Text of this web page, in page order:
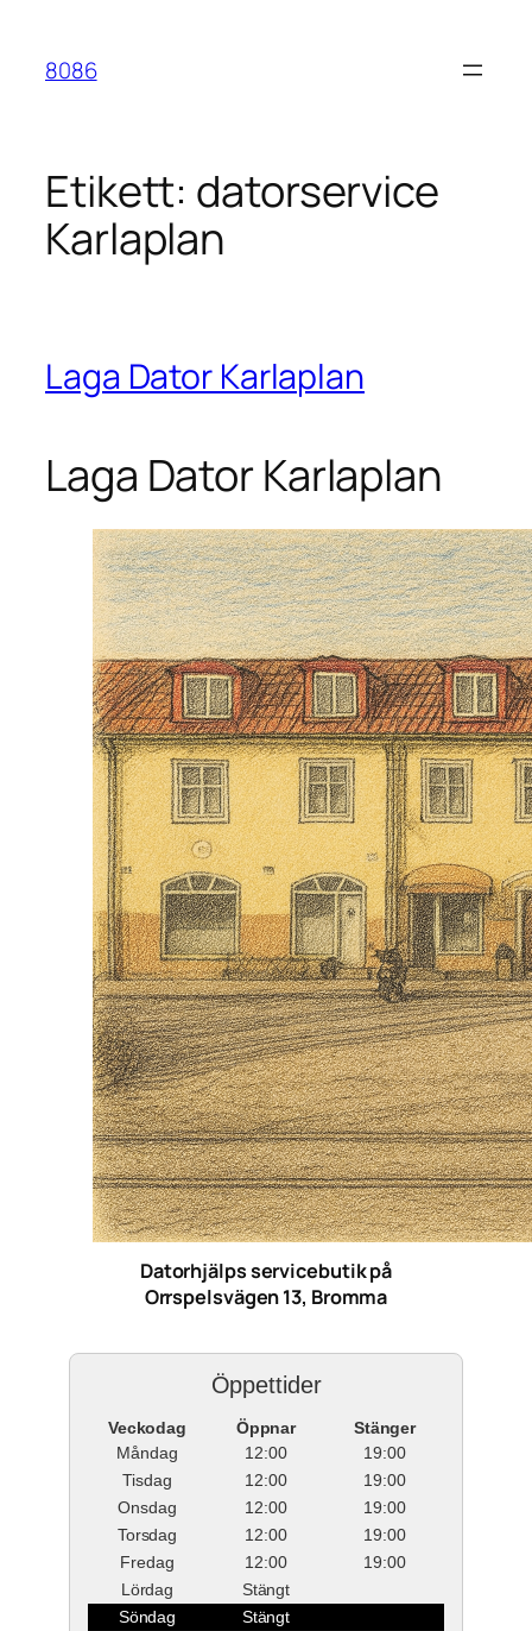
innehåll
8086
Etikett: datorservice
Karlaplan
Laga Dator Karlaplan
Laga Dator Karlaplan
Datorhjälps servicebutik på
Orrspelsvägen 13, Bromma
Öppettider
Veckodag Öppnar
Stänger
Måndag
12:00
19:00
Tisdag
12:00
19:00
Onsdag
12:00
19:00
Torsdag
12:00
19:00
Fredag
12:00
19:00
Lördag
Stängt
Söndag
Stängt